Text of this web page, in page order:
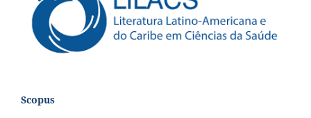
Scopus